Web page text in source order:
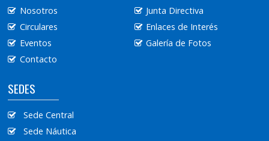
Nosotros
Junta Directiva
Circulares
Enlaces de Interés
Eventos
Galería de Fotos
Contacto
SEDES
Sede Central
Sede Náutica